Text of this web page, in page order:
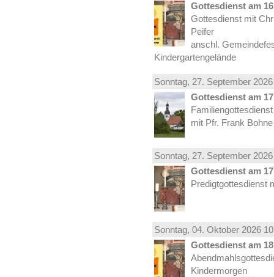
Gottesdienst am
Gottesdienst mit
Peifer
anschl.
Kindergartengelände
Sonntag, 27. September
Gottesdienst am
mit Pfr. Frank
Sonntag, 27. September
Gottesdienst am
Predigtgottesdienst
Sonntag, 04. Oktober 2026
Gottesdienst am
Kindermorgen